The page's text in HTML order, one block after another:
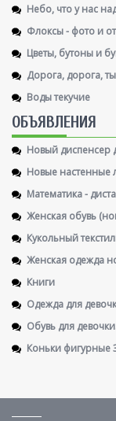
Небо, что у нас
Флоксы - фото и
Цветы, бутоны и
Дорога, дорога,
Воды текучие
ОБЪЯВЛЕНИЯ
Новый диспенсер
Новые настенные
Математика -
Женская обувь
Кукольный
Женская одежда
Книги
Одежда для
Обувь для
Коньки фигурные